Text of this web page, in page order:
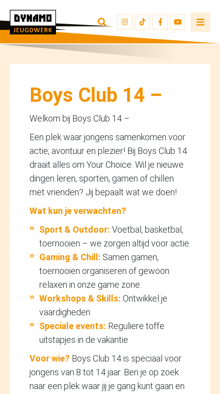
INSCHRIJVEN JEUGDWERKERS
Boys Club 14 –
Welkom bij Boys Club 14 –
Een plek waar jongens samenkomen voor
actie, avontuur en plezier! Bij Boys Club 14
draait alles om Your Choice. Wil je nieuwe
dingen leren, sporten, gamen of chillen
met vrienden? Jij bepaalt wat we doen!
Wat kun je verwachten?
Sport & Outdoor: Voetbal, basketbal,
toernooien – we zorgen altijd voor actie.
Gaming & Chill: Samen gamen,
toernooien organiseren of gewoon
relaxen in onze game zone.
Workshops & Skills: Ontwikkel je
vaardigheden
Speciale events: Reguliere toffe
uitstapjes in de vakantie
Voor wie? Boys Club 14 is speciaal voor
jongens van 8 tot 14 jaar. Ben je op zoek
naar een plek waar jij je gang kunt gaan en